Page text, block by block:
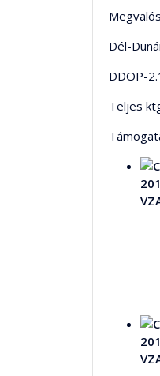
Dél-
DDOP-
Teljes